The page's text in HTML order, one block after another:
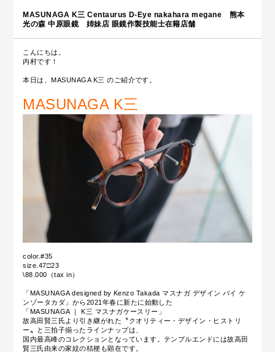
MASUNAGA K三 Centaurus D-Eye nakahara megane 熊本
光の森 中原眼鏡 姉妹店 眼鏡作製技能士在籍店舗
こんにちは。
内村です！
本日は、MASUNAGA K三 のご紹介です。
MASUNAGA K三
color.#35
size.47□23
\88.000（tax in）
「MASUNAGA designed by Kenzo Takada マスナガ デザイン バイ ケ
ンゾータカダ」から2021年春に新たに始動した
「MASUNAGA ｜ K三 マスナガケースリー」
故高田賢三氏より引き継がれた〝クオリティー・デザイン・ヒストリ
ー〟と三拍子揃ったラインナップは、
国内最高峰のコレクションとなっています。テンプルエンドには故高田
賢三氏由来の家紋の桔梗も顕在です。